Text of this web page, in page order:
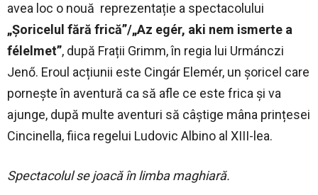
avea loc o nouă reprezentație a spectacolului
„Șoricelul fără frică”/„Az egér, aki nem ismerte a
félelmet”, după Frații Grimm, în regia lui Urmánczi
Jenő. Eroul acțiunii este Cingár Elemér, un șoricel care
pornește în aventură ca să afle ce este frica și va
ajunge, după multe aventuri să câștige mâna prințesei
Cincinella, fiica regelui Ludovic Albino al XIII-lea.
Spectacolul se joacă în limba maghiară.